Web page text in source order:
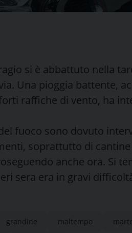
si è abbattuto nella
Una pioggia battente,
raffiche di vento, ha
fuoco sono dovuto
soprattutto di
anche ora. Si
sera era in gravi
grandine maltempo